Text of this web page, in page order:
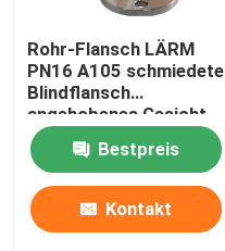
Rohr-Flansch LÄRM
PN16 A105 schmiedete
Blindflansch
angehobenes Gesicht
Bestpreis
Kontakt